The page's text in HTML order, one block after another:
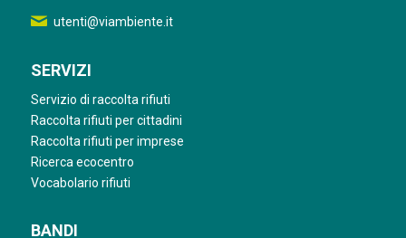
utenti@viambiente.it
SERVIZI
Servizio di raccolta rifiuti
Raccolta rifiuti per cittadini
Raccolta rifiuti per imprese
Ricerca ecocentro
Vocabolario rifiuti
BANDI